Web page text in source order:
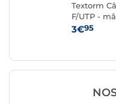
Textorm
F/UTP -
Blanc
3€95